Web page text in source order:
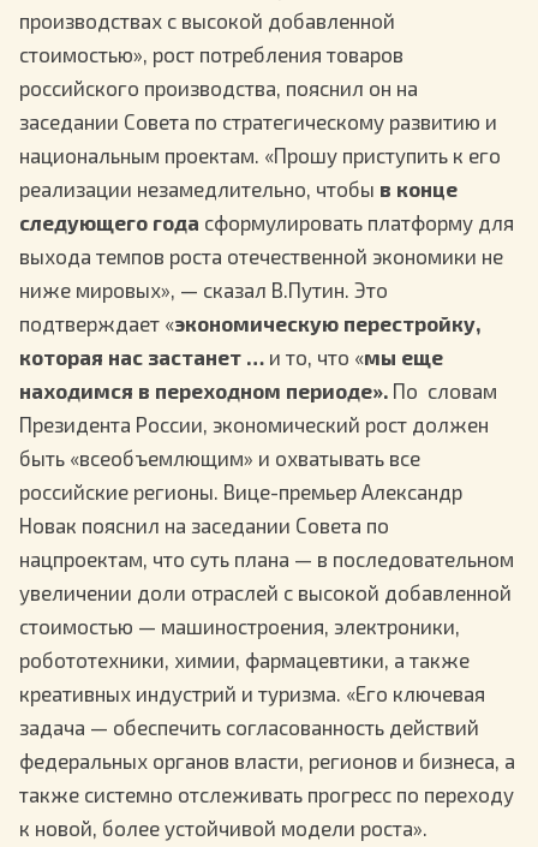
производствах с высокой добавленной
стоимостью», рост потребления товаров
российского производства, пояснил он на
заседании Совета по стратегическому развитию и
национальным проектам. «Прошу приступить к его
реализации незамедлительно, чтобы в конце
следующего года сформулировать платформу для
выхода темпов роста отечественной экономики не
ниже мировых», — сказал В.Путин. Это
подтверждает «экономическую перестройку,
которая нас застанет … и то, что «мы еще
находимся в переходном периоде». По словам
Президента России, экономический рост должен
быть «всеобъемлющим» и охватывать все
российские регионы. Вице-премьер Александр
Новак пояснил на заседании Совета по
нацпроектам, что суть плана — в последовательном
увеличении доли отраслей с высокой добавленной
стоимостью — машиностроения, электроники,
робототехники, химии, фармацевтики, а также
креативных индустрий и туризма. «Его ключевая
задача — обеспечить согласованность действий
федеральных органов власти, регионов и бизнеса, а
также системно отслеживать прогресс по переходу
к новой, более устойчивой модели роста».